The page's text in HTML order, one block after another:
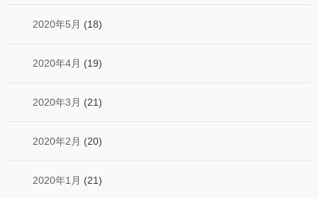
2020年5月 (18)
2020年4月 (19)
2020年3月 (21)
2020年2月 (20)
2020年1月 (21)